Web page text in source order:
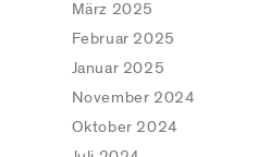
März 2025
Februar 2025
Januar 2025
November 2024
Oktober 2024